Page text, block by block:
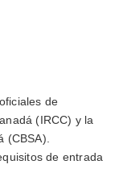
de
(IRCC) y la
(CBSA).
de entrada